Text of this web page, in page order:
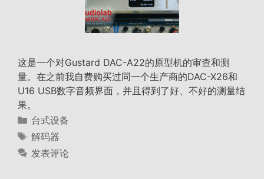
这是一个对Gustard DAC-A22的原型机的审查和测
量。在之前我自费购买过同一个生产商的DAC-X26和
U16 USB数字音频界面，并且得到了好、不好的测量结
果。
分
类
台式设备
标
签
解码器
发表评论